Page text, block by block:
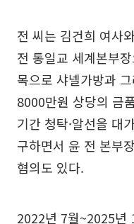
전 씨는 김건희 여사
전 통일교 세계본부
목으로 샤넬가방과
8000만원 상당의 금
기간 청탁·알선을 대
구하면서 윤 전 본부
혐의도 있다.
2022년 7월~2025년